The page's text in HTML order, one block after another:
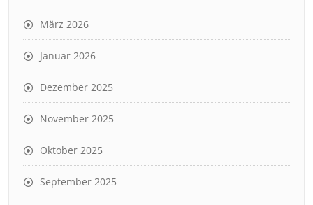
März 2026
Januar 2026
Dezember 2025
November 2025
Oktober 2025
September 2025